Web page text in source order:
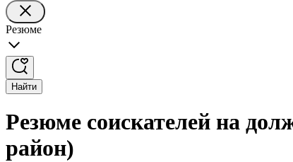
Резюме
Найти
Резюме соискателей на
район)